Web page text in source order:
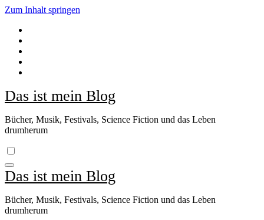
Zum Inhalt springen
Das ist mein Blog
Bücher, Musik, Festivals, Science Fiction und das Leben
drumherum
Das ist mein Blog
Bücher, Musik, Festivals, Science Fiction und das Leben
drumherum